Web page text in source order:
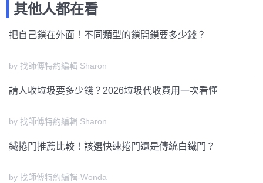
其他人都在看
把自己鎖在外面！不同類型的鎖開鎖要多少錢？
by 找師傅特約編輯 Sharon
請人收垃圾要多少錢？2026垃圾代收費用一次看懂
by 找師傅特約編輯 Sharon
鐵捲門推薦比較！該選快速捲門還是傳統白鐵門？
by 找師傅特約編輯-Wonda